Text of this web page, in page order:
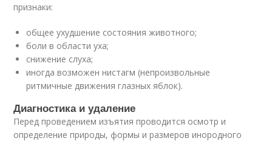
признаки:
общее ухудшение состояния животного;
боли в области уха;
снижение слуха;
иногда возможен нистагм (непроизвольные
ритмичные движения глазных яблок).
Диагностика и удаление
Перед проведением изъятия проводится осмотр и
определение природы, формы и размеров инородного